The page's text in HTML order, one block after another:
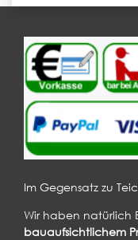
Im Gegensatz zu
Wir haben natürlich
bauaufsichtlichem